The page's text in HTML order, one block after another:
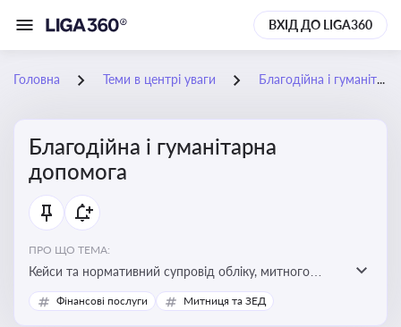
ВХІД ДО LIGA360
Головна Теми в центрі уваги Благодійна і гуманітарна допомога
Благодійна і гуманітарна
допомога
ПРО ЩО ТЕМА:
Кейси та нормативний супровід обліку, митного
оформлення, контролю та утилізації гуманітарної або
благодійної допомоги
Фінансові послуги Митниця та ЗЕД